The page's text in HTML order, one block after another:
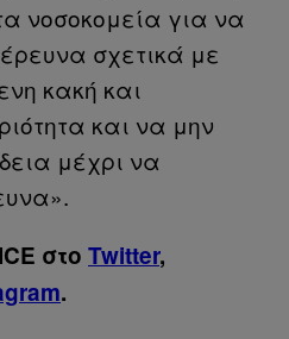
νοσοκομεία για να
σχετικά με
κακή και
και να μην
μέχρι να
στο Twitter,
.